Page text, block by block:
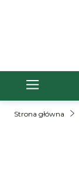
Strona główna